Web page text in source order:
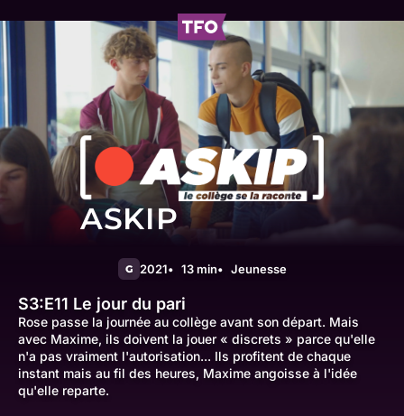
ASKIP
G 2021 13 min Jeunesse
S3:E11 Le jour du pari
Rose passe la journée au collège avant son départ. Mais
avec Maxime, ils doivent la jouer « discrets » parce qu'elle
n'a pas vraiment l'autorisation... Ils profitent de chaque
instant mais au fil des heures, Maxime angoisse à l'idée
qu'elle reparte.